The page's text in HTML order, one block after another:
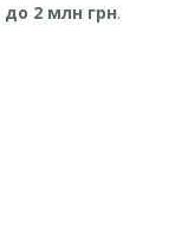
до 2 млн грн.